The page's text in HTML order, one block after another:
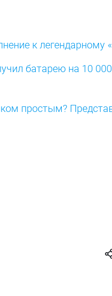
к легендарному
батарею на 10
простым?